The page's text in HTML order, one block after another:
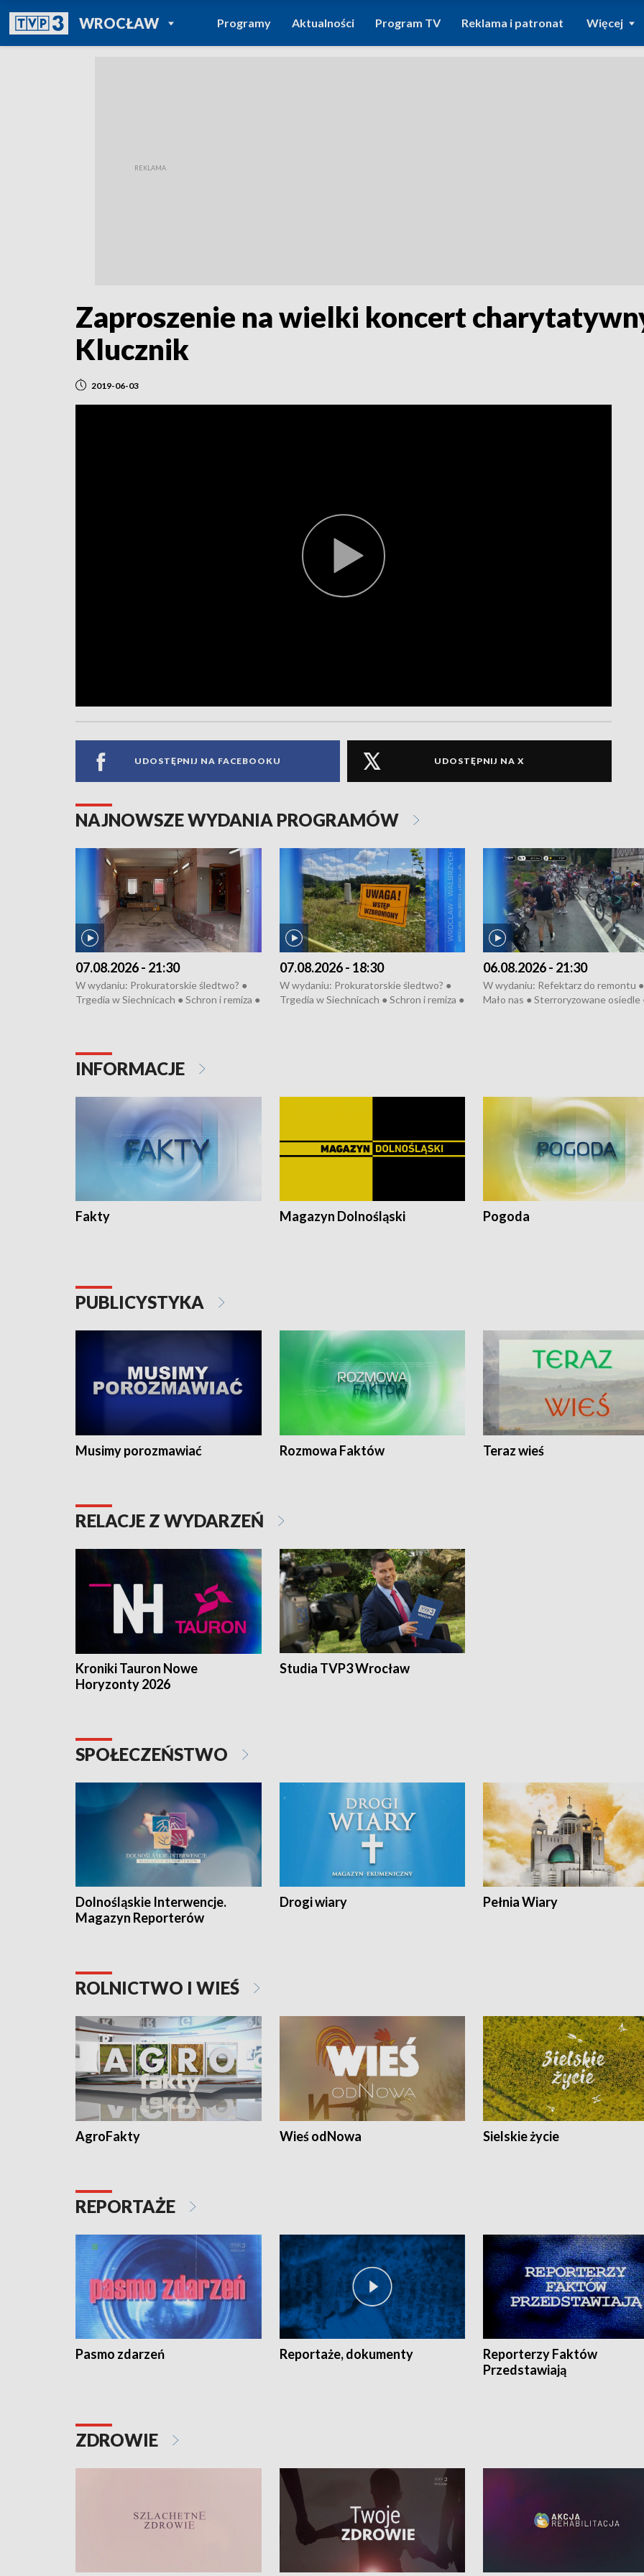
WROCŁAWPOWRÓT DO
TVP REGIONY
Programy Aktualności Program TV Reklama i patronat Więcej
Zaproszenie na wielki koncert
Klucznik
2019-06-03
UDOSTĘPNIJ NA FACEBOOKU UDOSTĘPNIJ NA X
NAJNOWSZE WYDANIA PROGRAMÓW
07.08.2026 - 21:30
W wydaniu: Prokuratorskie śledtwo? ●
Trgedia w Siechnicach ● Schron i remiza ●
● Odbudowa po powodzi ● Filmowy
Lubomierz
07.08.2026 - 18:30
W wydaniu: Prokuratorskie śledtwo? ●
Trgedia w Siechnicach ● Schron i remiza ●
06.08.2026 - 21:30
W wydaniu: Refektarz do remontu ●
Mało nas ● Sterroryzowane osiedle
INFORMACJE
Fakty Magazyn Dolnośląski Pogoda
PUBLICYSTYKA
Musimy porozmawiać Rozmowa Faktów Teraz wieś
RELACJE Z WYDARZEŃ
Kroniki Tauron Nowe
Horyzonty 2026
Studia TVP3 Wrocław
SPOŁECZEŃSTWO
Dolnośląskie Interwencje.
Magazyn Reporterów
Drogi wiary Pełnia Wiary
ROLNICTWO I WIEŚ
AgroFakty Wieś odNowa Sielskie życie
REPORTAŻE
Pasmo zdarzeń Reportaże, dokumenty
Reporterzy Faktów
Przedstawiają
ZDROWIE